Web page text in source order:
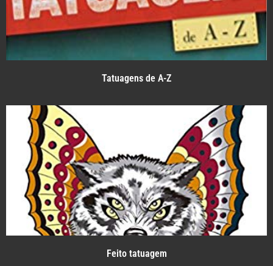
Tatuagens de A-Z
Feito tatuagem